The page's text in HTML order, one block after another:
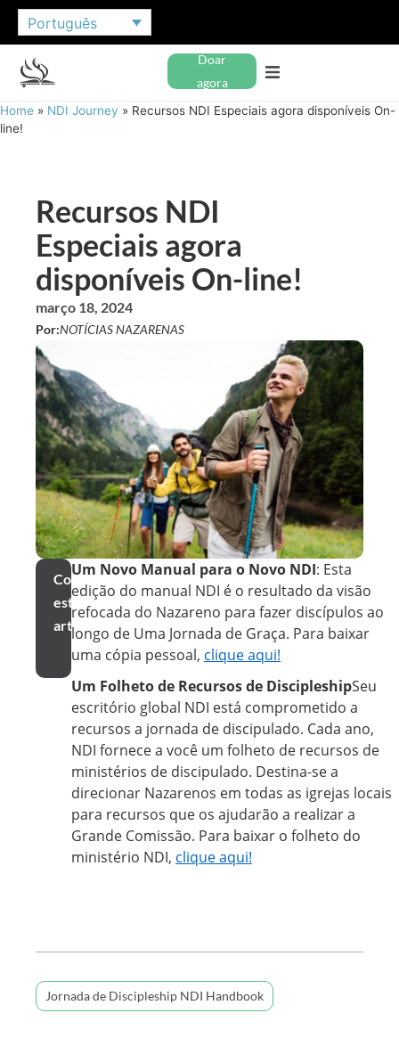
Português
Doar
agora
Home » NDI Journey » Recursos NDI Especiais agora disponíveis On-
line!
Recursos NDI
Especiais agora
disponíveis On-line!
março 18, 2024
Por:NOTÍCIAS NAZARENAS
Compartilhar
este
artigo
Um Novo Manual para o Novo NDI: Esta
edição do manual NDI é o resultado da visão
refocada do Nazareno para fazer discípulos ao
longo de Uma Jornada de Graça. Para baixar
uma cópia pessoal, clique aqui!
Um Folheto de Recursos de DiscipleshipSeu
escritório global NDI está comprometido a
recursos a jornada de discipulado. Cada ano,
NDI fornece a você um folheto de recursos de
ministérios de discipulado. Destina-se a
direcionar Nazarenos em todas as igrejas locais
para recursos que os ajudarão a realizar a
Grande Comissão. Para baixar o folheto do
ministério NDI, clique aqui!
Jornada de Discipleship NDI Handbook